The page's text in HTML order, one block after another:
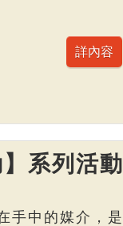
系列活動
手中的媒介，是